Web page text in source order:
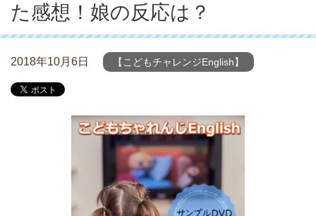
た感想！娘の反応は？
2018年10月6日 【こどもチャレンジEnglish】